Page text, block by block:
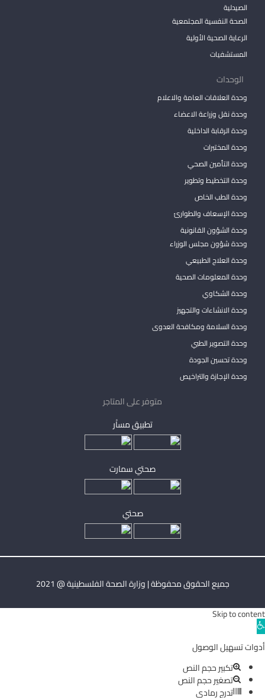
الصيدلية
الصحة النفسية المجتمعية
الرعاية الصحية الأولية
المستشفيات
الوحدات
وحدة العلاقات العامة والاعلام
وحدة نقل وزراعة الاعضاء
وحدة الرقابة الداخلية
وحدة المختبرات
وحدة التأمين الصحي
وحدة التخطيط وتطوير
وحدة الطب الخاص
وحدة الإسعاف والطوارئ
وحدة الشؤون القانونية
وحدة شؤون مجلس الوزراء
وحدة العلاج الطبيعي
وحدة المعلومات الصحية
وحدة الشكاوي
وحدة الانشاءات والتجهيز
وحدة السلامة ومكافحة العدوى
وحدة التصوير الطبي
وحدة تحسين الجودة
وحدة الإجازة والتراخيص
متوفر على المتاجر
تطبيق مساْر
صحتي سمارت
صحتي
جميع الحقوق محفوظة | وزارة الصحة الفلسطينية @ 2021
Skip to content
Open
toolbar
أدوات تسهيل الوصول
تكبير حجم النص
تصغير حجم النص
تدرج رمادي